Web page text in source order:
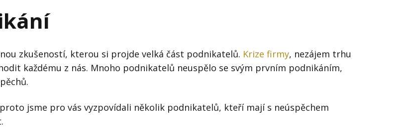
podniku
Ziskovost firmy
Já v médiích
zkušeností, kterou si projde velká část podnikatelů. Krize firmy, nezájem trhu
každému z nás. Mnoho podnikatelů neuspělo se svým prvním podnikáním,
jsme pro vás vyzpovídali několik podnikatelů, kteří mají s neúspěchem